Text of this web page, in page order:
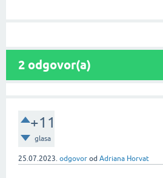
2 odgovor(a)
+11
glasa
25.07.2023. odgovor od Adriana Horvat